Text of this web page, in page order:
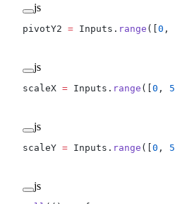
js
pivotY2 = Inputs. range ([ 0 ,
js
scaleX = Inputs. range ([ 0 , 5
js
scaleY = Inputs. range ([ 0 , 5
js